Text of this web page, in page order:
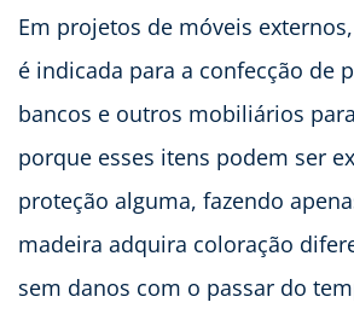
Em projetos de móveis
é indicada para a confecção de
bancos e outros mobiliários
porque esses itens podem ser
proteção alguma, fazendo
madeira adquira coloração
sem danos com o passar do